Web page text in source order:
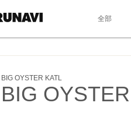
全部
BIG OYSTER KATL
BIG